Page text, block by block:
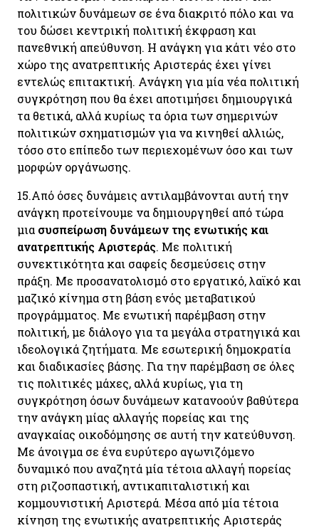
πολιτικών δυνάμεων σε ένα διακριτό πόλο και να
του δώσει κεντρική πολιτική έκφραση και
πανεθνική απεύθυνση. Η ανάγκη για κάτι νέο στο
χώρο της ανατρεπτικής Αριστεράς έχει γίνει
εντελώς επιτακτική. Ανάγκη για μία νέα πολιτική
συγκρότηση που θα έχει αποτιμήσει δημιουργικά
τα θετικά, αλλά κυρίως τα όρια των σημερινών
πολιτικών σχηματισμών για να κινηθεί αλλιώς,
τόσο στο επίπεδο των περιεχομένων όσο και των
μορφών οργάνωσης.
15.Από όσες δυνάμεις αντιλαμβάνονται αυτή την
ανάγκη προτείνουμε να δημιουργηθεί από τώρα
μια συσπείρωση δυνάμεων της ενωτικής και
ανατρεπτικής Αριστεράς. Με πολιτική
συνεκτικότητα και σαφείς δεσμεύσεις στην
πράξη. Με προσανατολισμό στο εργατικό, λαϊκό και
μαζικό κίνημα στη βάση ενός μεταβατικού
προγράμματος. Με ενωτική παρέμβαση στην
πολιτική, με διάλογο για τα μεγάλα στρατηγικά και
ιδεολογικά ζητήματα. Με εσωτερική δημοκρατία
και διαδικασίες βάσης. Για την παρέμβαση σε όλες
τις πολιτικές μάχες, αλλά κυρίως, για τη
συγκρότηση όσων δυνάμεων κατανοούν βαθύτερα
την ανάγκη μίας αλλαγής πορείας και της
αναγκαίας οικοδόμησης σε αυτή την κατεύθυνση.
Με άνοιγμα σε ένα ευρύτερο αγωνιζόμενο
δυναμικό που αναζητά μία τέτοια αλλαγή πορείας
στη ριζοσπαστική, αντικαπιταλιστική και
κομμουνιστική Αριστερά. Μέσα από μία τέτοια
κίνηση της ενωτικής ανατρεπτικής Αριστεράς